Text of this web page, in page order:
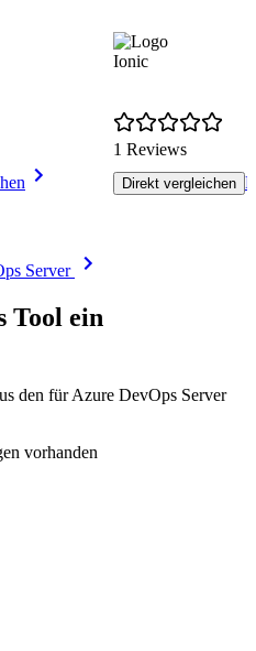
Ionic
1 Reviews
Direkt vergleichen
Server
Tool ein
den für Azure DevOps Server
vorhanden